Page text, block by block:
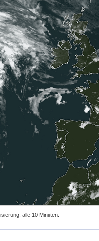
alle 10 Minuten.